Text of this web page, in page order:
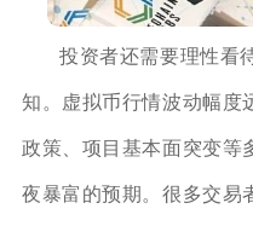
投资者还需要理性看
知。虚拟币行情波动幅度
政策、项目基本面突变等
夜暴富的预期。很多交易